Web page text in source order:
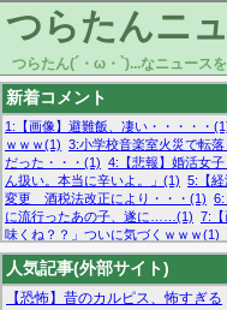
つらたんニ
つらたん(´・ω・`)...なニュース
新着コメント
1:【画像】避難飯、凄い・・・・・
ｗｗｗ(1) 3:小学校音楽室火災で転
だった・・・(1) 4:【悲報】婚活女
ん扱い。本当に辛いよ。」(1) 5:【
変更 酒税法改正により・・・(1) 6:
に流行ったあの子、遂に……(1) 7:
味くね？？」ついに気づくｗｗｗ(1)
る・・・(1) 9:欧州委員長「原発縮
足、限界突破 52%「正社員も足り
人気記事(外部サイト)
【恐怖】昔のカルピス、怖すぎる